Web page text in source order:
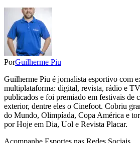
PorGuilherme Piu
Guilherme Piu é jornalista esportivo com
multiplataforma: digital, revista, rádio e
publicados e foi premiado em festivais de
exterior, dentre eles o Cinefoot. Cobriu
do Mundo, Olimpíada, Copa América e
por Hoje em Dia, Uol e Revista Placar.